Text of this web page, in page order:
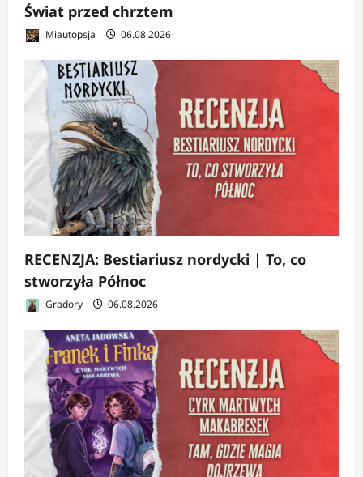
Świat przed chrztem
Miautopsja 06.08.2026
RECENZJA: Bestiariusz nordycki | To, co
stworzyła Północ
Gradory 06.08.2026